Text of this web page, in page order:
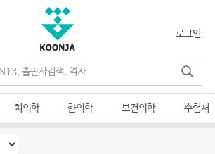
로그인
치의학 한의학 보건의학 수험서